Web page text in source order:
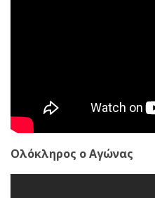
Ολόκληρος ο Αγώνας